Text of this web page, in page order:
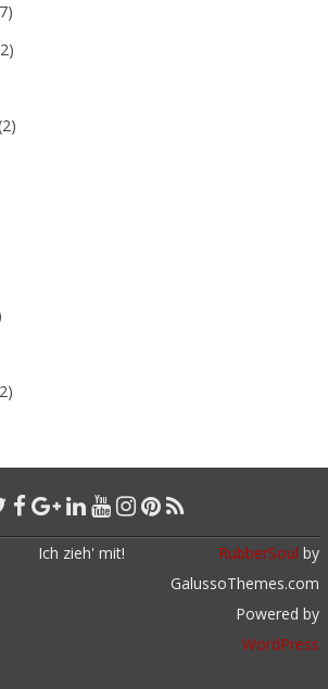
Ich zieh' mit! RubberSoul by
GalussoThemes.com
Powered by
WordPress